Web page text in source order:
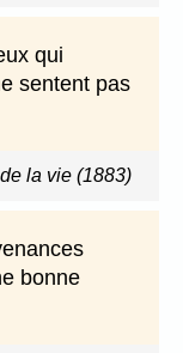
qui
sentent pas
la vie (1883)
bonne